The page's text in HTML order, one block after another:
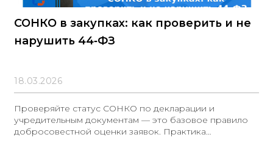
СОНКО в закупках: как проверить и не
нарушить 44‑ФЗ
18.03.2026
Проверяйте статус СОНКО по декларации и
учредительным документам — это базовое правило
добросовестной оценки заявок. Практика